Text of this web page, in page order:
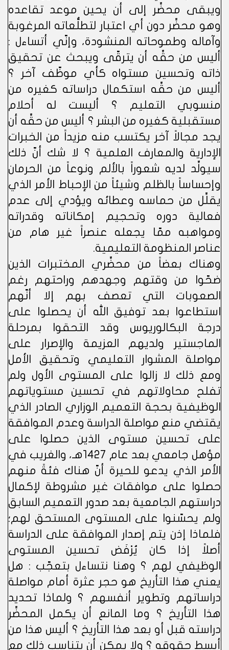
ويبقى محضِّر إلى أن يحين موعد تقاعده
وهو محضِّر دون أي اعتبار لتطلُّعاته المرغوبة
وآماله وطموحاته المنشودة، وإنّي أتساءل :
أليس من حقِّه أن يترقّى ويبحث عن تحقيق
ذاته وتحسين مستواه كأي موظّف آخر ؟
أليس من حقِّه استكمال دراساته كغيره من
منسوبي التعليم ؟ أليست له أحلام
مستقبلية كغيره من البشر ؟ أليس من حقِّه أن
يجد مجالاً آخر يكتسب منه مزيداً من الخبرات
الإدارية والمعارف العلمية ؟ لا شك أنّ ذلك
سيولِّد لديه شعوراً بالألم ونوعاً من الحرمان
وإحساساً بالظلم وشيئاً من الإحباط الأمر الذي
يقلِّل من حماسه وعطائه ويؤدي إلى عدم
فعالية دوره وتحجيم إمكاناته وقدراته
ومواهبه ممّا يجعله عنصراً غير هام من
عناصر المنظومة التعليمية.
وهناك بعضاً من محضِّري المختبرات الذين
ضحّوا من وقتهم وجهدهم وراحتهم رغم
الصعوبات التي تعصف بهم إلا أنّهم
استطاعوا بعد توفيق الله أن يحصلوا على
درجة البكالوريوس وقد التحقوا بمرحلة
الماجستير ولديهم العزيمة والإصرار على
مواصلة المشوار التعليمي وتحقيق الأمل
ومع ذلك لا زالوا على المستوى الأول ولم
تفلح محاولاتهم في تحسين مستوياتهم
الوظيفية بحجة التعميم الوزاري الصادر الذي
يقتضي منع مواصلة الدراسة وعدم الموافقة
على تحسين مستوى الذين حصلوا على
مؤهل جامعي بعد عام 1427هـ، والغريب في
الأمر الذي يدعو للحيرة أنّ هناك فئةً منهم
حصلوا على موافقات غير مشروطة لإكمال
دراستهم الجامعية بعد صدور التعميم السابق
ولم يحسّنوا على المستوى المستحق لهم؛
فلماذا إذن يتم إصدار الموافقة على الدراسة
أصلاً إذا كان يُرْفَض تحسين المستوى
الوظيفي لهم ؟ وهنا نتساءل بتعجّب : هل
يعني هذا التأريخ هو حجر عثرة أمام مواصلة
دراساتهم وتطوير أنفسهم ؟ ولماذا تحديد
هذا التأريخ ؟ وما المانع أن يكمل المحضِّر
دراسته قبل أو بعد هذا التأريخ ؟ أليس هذا من
أبسط حقوقه ؟ ولا يمكن أن يتناسب ذلك مع